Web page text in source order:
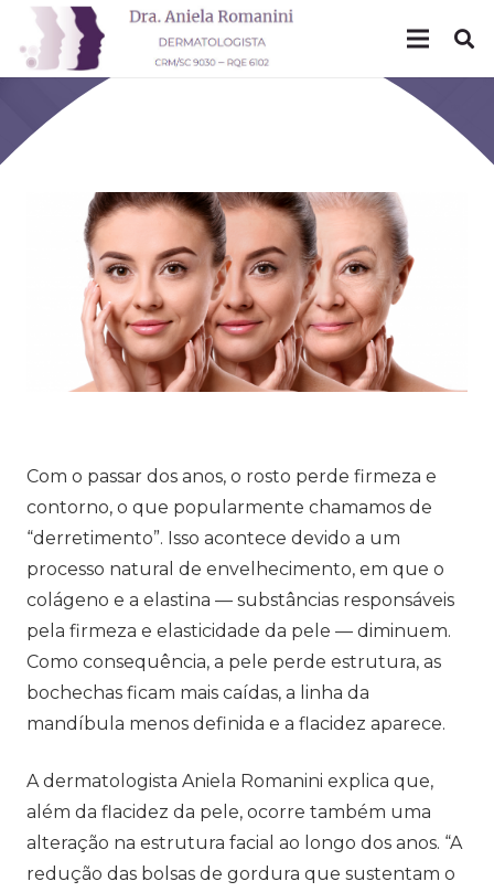
Com o passar dos anos, o rosto perde firmeza e
contorno, o que popularmente chamamos de
“derretimento”. Isso acontece devido a um
processo natural de envelhecimento, em que o
colágeno e a elastina — substâncias responsáveis
pela firmeza e elasticidade da pele — diminuem.
Como consequência, a pele perde estrutura, as
bochechas ficam mais caídas, a linha da
mandíbula menos definida e a flacidez aparece.
A dermatologista Aniela Romanini explica que,
além da flacidez da pele, ocorre também uma
alteração na estrutura facial ao longo dos anos. “A
redução das bolsas de gordura que sustentam o